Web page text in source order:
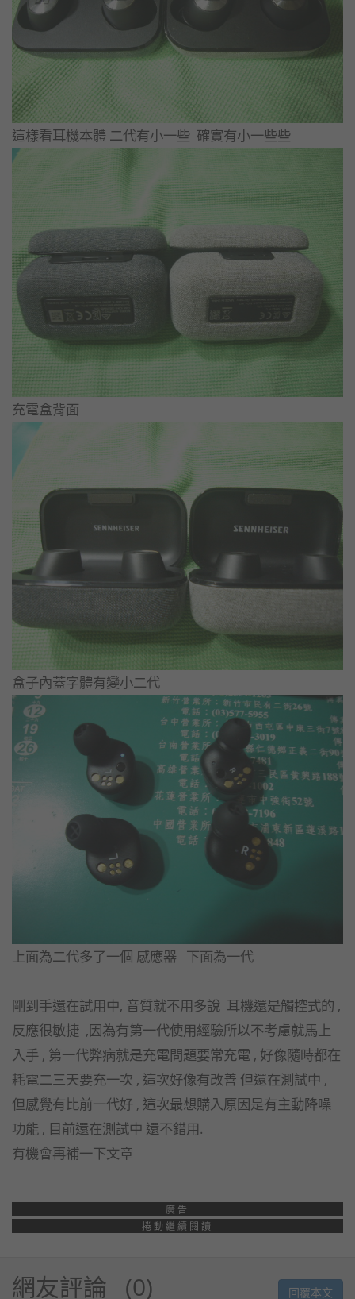
​這樣看耳機本體 二代有小一些 確實有小一些些
充電盒背面
盒子內蓋字體有變小二代
上面為二代多了一個 感應器 下面為一代
剛到手還在試用中, 音質就不用多說 耳機還是觸控式的 ,
反應很敏捷 ,因為有第一代使用經驗所以不考慮就馬上
入手 , 第一代弊病就是充電問題要常充電 , 好像隨時都在
耗電二三天要充一次 , 這次好像有改善 但還在測試中 ,
但感覺有比前一代好 , 這次最想購入原因是有主動降噪
功能 , 目前還在測試中 還不錯用.
有機會再補一下文章
廣告
捲動繼續閱讀
網友評論 0 回覆本文